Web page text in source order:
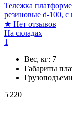
Тележка
резиновые d-100, с
★ Нет отзывов
На складах
1
Вес, кг: 7
Габариты
5 220